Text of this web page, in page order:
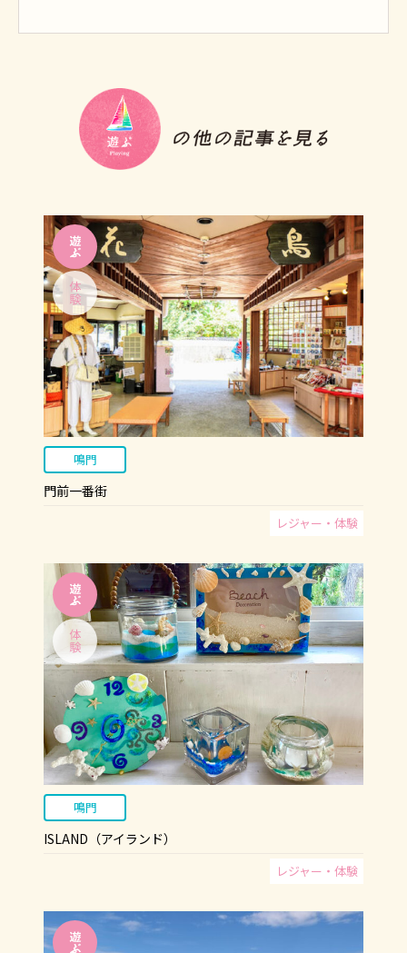
鳴門
門前一番街
レジャー・体験
鳴門
ISLAND（アイランド）
レジャー・体験